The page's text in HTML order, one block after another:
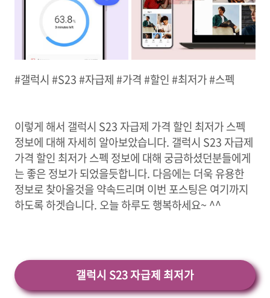
#갤럭시 #S23 #자급제 #가격 #할인 #최저가 #스펙
이렇게 해서 갤럭시 S23 자급제 가격 할인 최저가 스펙
정보에 대해 자세히 알아보았습니다. 갤럭시 S23 자급제
가격 할인 최저가 스펙 정보에 대해 궁금하셨던분들에게
는 좋은 정보가 되었을듯합니다. 다음에는 더욱 유용한
정보로 찾아올것을 약속드리며 이번 포스팅은 여기까지
하도록 하겟습니다. 오늘 하루도 행복하세요~ ^^
갤럭시 S23 자급제 최저가